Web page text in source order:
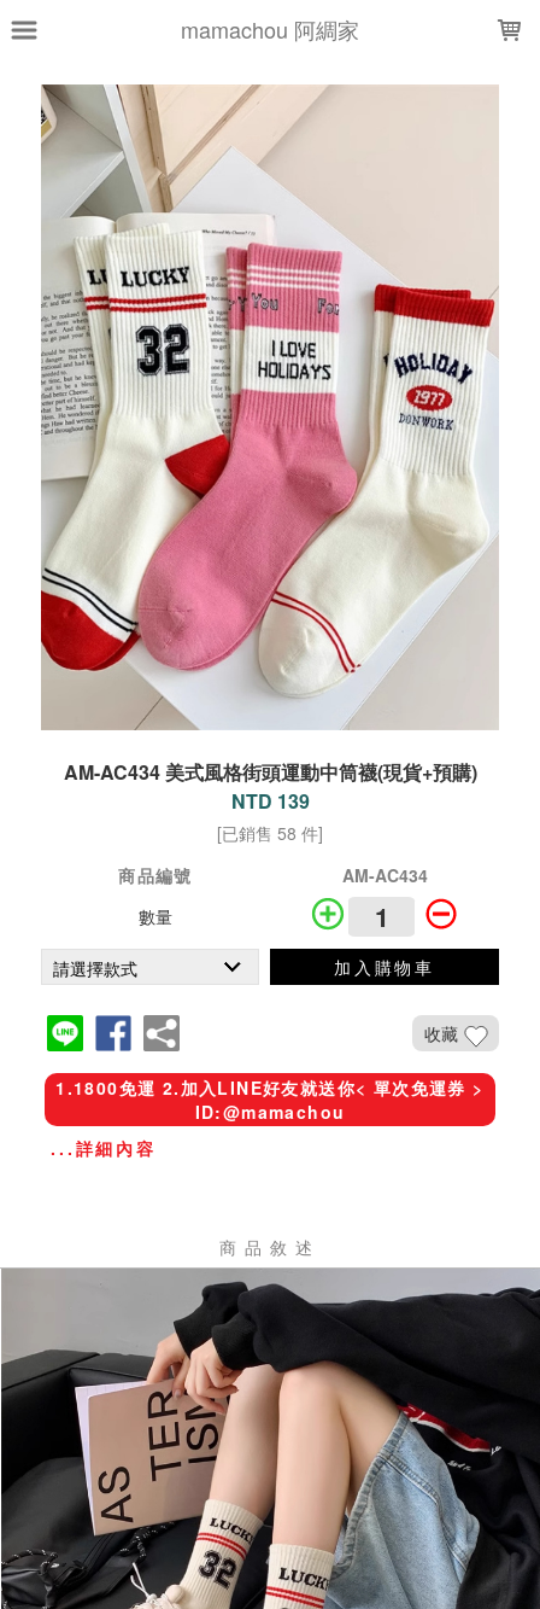
mamachou 阿綢家
AM-AC434 美式風格街頭運動中筒襪(現貨+預購)
NTD 139
[已銷售 58 件]
商品編號
AM-AC434
數量
加入購物車
收藏
1.1800免運 2.加入LINE好友就送你< 單次免運券 >
ID:@mamachou
...詳細內容
商品敘述